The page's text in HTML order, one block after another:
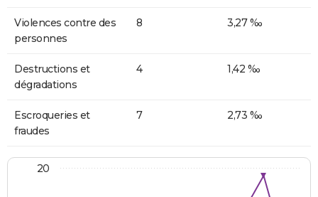
Violences contre des
personnes
8 3,27 ‰
Destructions et
dégradations
4 1,42 ‰
Escroqueries et
fraudes
7 2,73 ‰
20